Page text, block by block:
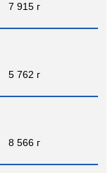
7 915 г
5 762 г
8 566 г